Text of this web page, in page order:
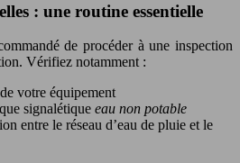
: une routine essentielle
de procéder à une inspection
Vérifiez notamment :
votre équipement
signalétique eau non potable
entre le réseau d’eau de pluie et le